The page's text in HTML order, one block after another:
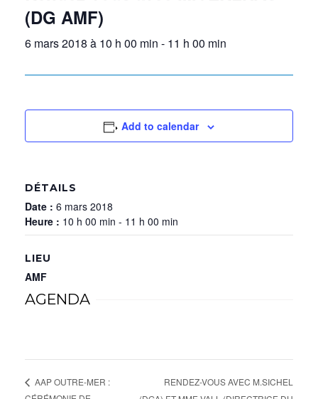
(DG AMF)
6 mars 2018 à 10 h 00 min - 11 h 00 min
Add to calendar
DÉTAILS
Date : 6 mars 2018
Heure : 10 h 00 min - 11 h 00 min
LIEU
AMF
AGENDA
AAP OUTRE-MER :
RENDEZ-VOUS AVEC M.SICHEL